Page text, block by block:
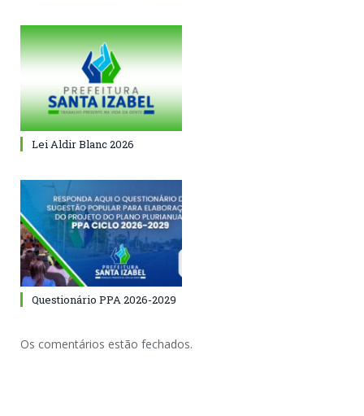
Lei Aldir Blanc 2026
Questionário PPA 2026-2029
Os comentários estão fechados.